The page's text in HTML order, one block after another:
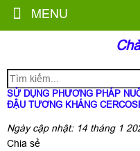
MENU
SỬ DỤNG PHƯƠNG PHÁP
ĐẬU TƯƠNG KHÁNG
Ngày cập nhật: 14 tháng 1
Chia sẻ